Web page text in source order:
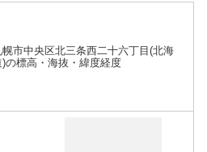
幌市中央区北三条西二十六丁目(北海
)の標高・海抜・緯度経度